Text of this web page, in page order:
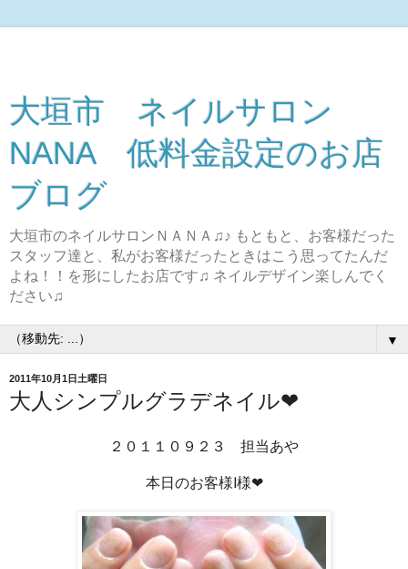
大垣市 ネイルサロン
NANA 低料金設定のお店
ブログ
大垣市のネイルサロンＮＡＮＡ♫♪ もともと、お客様だった
スタッフ達と、私がお客様だったときはこう思ってたんだ
よね！！を形にしたお店です♫ ネイルデザイン楽しんでく
ださい♫
▼
2011年10月1日土曜日
大人シンプルグラデネイル❤
２０１１０９２３ 担当あや
本日のお客様Ⅰ様❤